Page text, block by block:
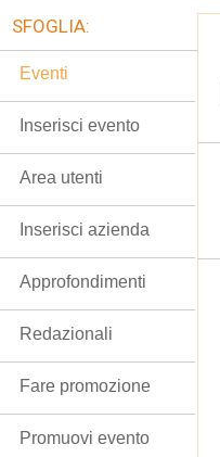
SFOGLIA:
Eventi
Inserisci evento
Area utenti
Inserisci azienda
Approfondimenti
Redazionali
Fare promozione
Promuovi evento